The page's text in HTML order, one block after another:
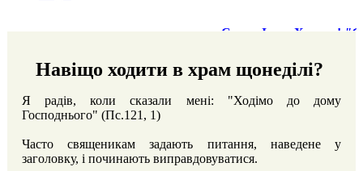
Слава Ісусу Христу! "Священик
Навіщо ходити в храм щонеділі?
Я радів, коли сказали мені: "Ходімо до дому
Господнього" (Пс.121, 1)
Часто священикам задають питання, наведене у
заголовку, і починають виправдовуватися.